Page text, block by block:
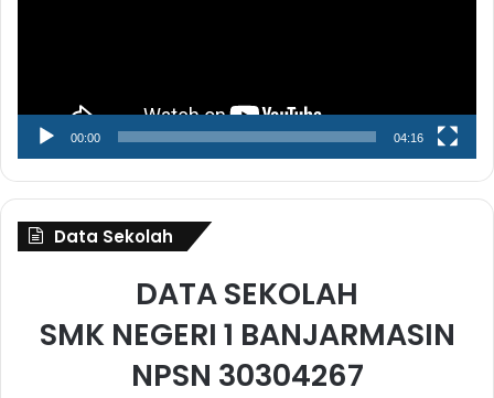
00:00 04:16
Data Sekolah
DATA SEKOLAH
SMK NEGERI 1 BANJARMASIN
NPSN 30304267